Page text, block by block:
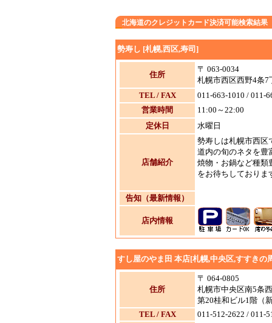
北海道のクレジットカード決済可能検索結果
勢寿し [札幌,西区,寿司]
住所
〒 063-0034
札幌市西区西野4条7
TEL / FAX
011-663-1010 / 011-
営業時間
11:00～22:00
定休日
水曜日
店舗紹介
勢寿しは札幌市西区
道内の旬のネタを豊
焼物・お鍋など種類
をお待ちしておりま
告知（最新情報）
店内情報
すし屋のやま田 本店[札幌,中央区,すすきの
住所
〒 064-0805
札幌市中央区南5条
第20桂和ビル1階（
TEL / FAX
011-512-2622 / 011-